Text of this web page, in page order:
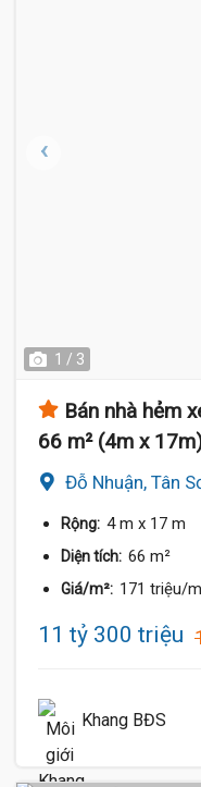
1 / 3
Bán nhà hẻm
66 m² (4m x
Đỗ Nhuận, Tân
Rộng: 4 m x 17 m
Diện tích: 66 m²
Giá/m²: 171 triệu/
11 tỷ 300 triệu
Khang BĐS